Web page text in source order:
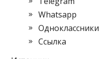
Whatsapp
Одноклассники
Cсылка